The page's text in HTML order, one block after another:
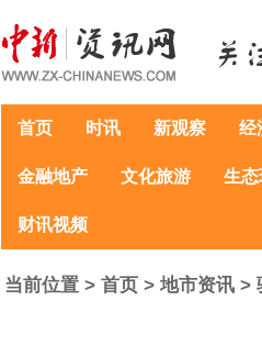
首页 时讯 新观察 经
金融地产 文化旅游 生
财讯视频
当前位置 >首页 >地市资讯 >